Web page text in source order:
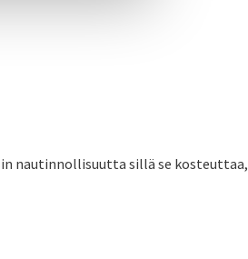
nautinnollisuutta sillä se kosteuttaa,